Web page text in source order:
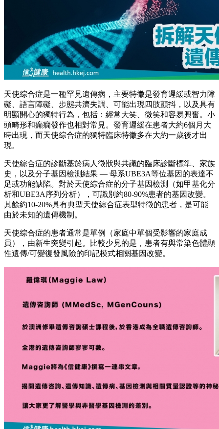
天使綜合症是一種罕見遺傳病，主要特徵是發育遲緩或智力障
礙、語言障礙、步態共濟失調、可能出現四肢顫抖，以及具有
明顯開心的獨特行為，包括：經常大笑、微笑和容易興奮。小
頭畸形和癲癇發作也相對常見。發育遲緩在患者大約6個月大
時出現，而天使綜合症的獨特臨床特徵多在大約一歲後才出
現。
天使綜合症的診斷基於病人徵狀與共識的臨床診斷標準、家族
史，以及分子基因檢測結果 — 母系UBE3A等位基因的表達不
足或功能缺陷。對於天使綜合症的分子基因檢測（如甲基化分
析和UBE3A序列分析），可識別約80-90%患者的基因改變。
其餘約10-20%具有典型天使綜合症表型特徵的患者，是可能
由於未知的遺傳機制。
天使綜合症的患者通常是單例（家庭中單個受影響的家庭成
員），由新生突變引起。比較少見的是，患者有與常染色體顯
性遺傳/可變復發風險的印記模式相關基因改變。